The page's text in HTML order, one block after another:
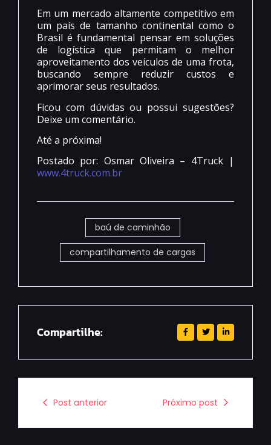
Em um mercado altamente competitivo em
um país de tamanho continental como o
Brasil é fundamental pensar em soluções
de logística que permitam o melhor
aproveitamento dos veículos de uma frota,
buscando sempre reduzir custos e
aprimorar seus resultados.
Ficou com dúvidas ou possui sugestões?
Deixe um comentário.
Até a próxima!
Postado por: Osmar Oliveira – 4Truck |
www.4truck.com.br
baú de caminhão
compartilhamento de cargas
Compartilhe:
Post anterior Próximo post